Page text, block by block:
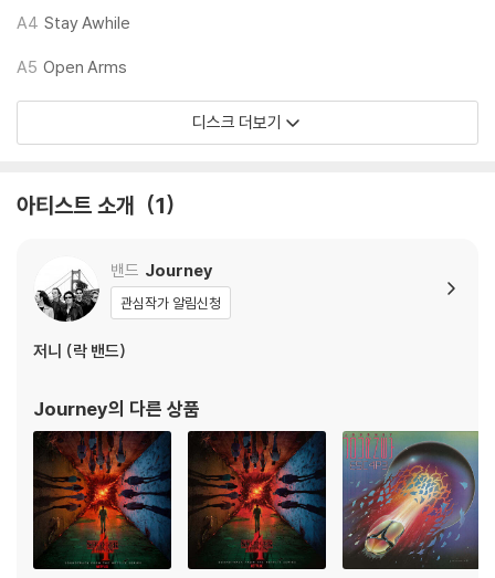
※ 디스크 외관 불량
렁거리거나 휘어지는 경우가 있습니다.
재생이 불안정한 경우 스태빌라이저를 사용하시면 좀 더 안정적인 재생이
블 스핀들에 맞지 않는 경우에는 전용 제품 등을 이용하여 센터 홀을 조정
3) 디스크에 미세한 잔 흠집이 남아있거나 인쇄 면이 깨끗하지 않은 경우
가 있으며, 이는 상품의 불량이 아닙니다. 단, 재생에 이상이 있는 경우에는
불량으로 인한 반품/교환이 가능합니다
※ 컬러 디스크
1) 컬러 디스크는 웹 이미지와 실제 색상이 차이가 날 수 있습니다.
2) 컬러 디스크의 특성상 제작 공정시 앨범마다 색상 차이가 나는 경우도
있습니다.
3) 컬러 디스크는 제작 과정에서 다른 색상 염료가 섞여 얼룩과 번짐, 반점
등이 발생할 수 있습니다.
A4 Stay Awhile
A5 Open Arms
디스크 더보기
아티스트 소개 1
밴드 Journey
관심작가 알림신청
저니 (락 밴드)
Journey의 다른 상품